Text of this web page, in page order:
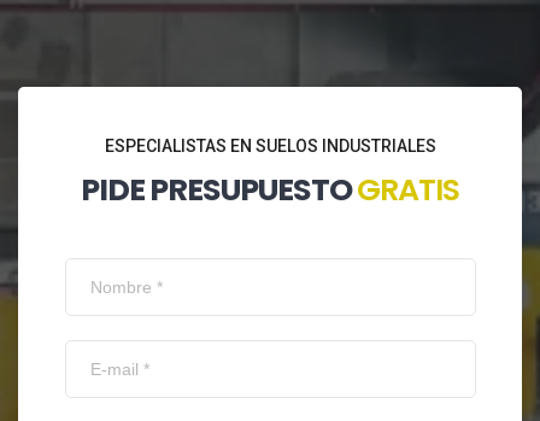
ESPECIALISTAS EN SUELOS INDUSTRIALES
PIDE PRESUPUESTOGRATIS